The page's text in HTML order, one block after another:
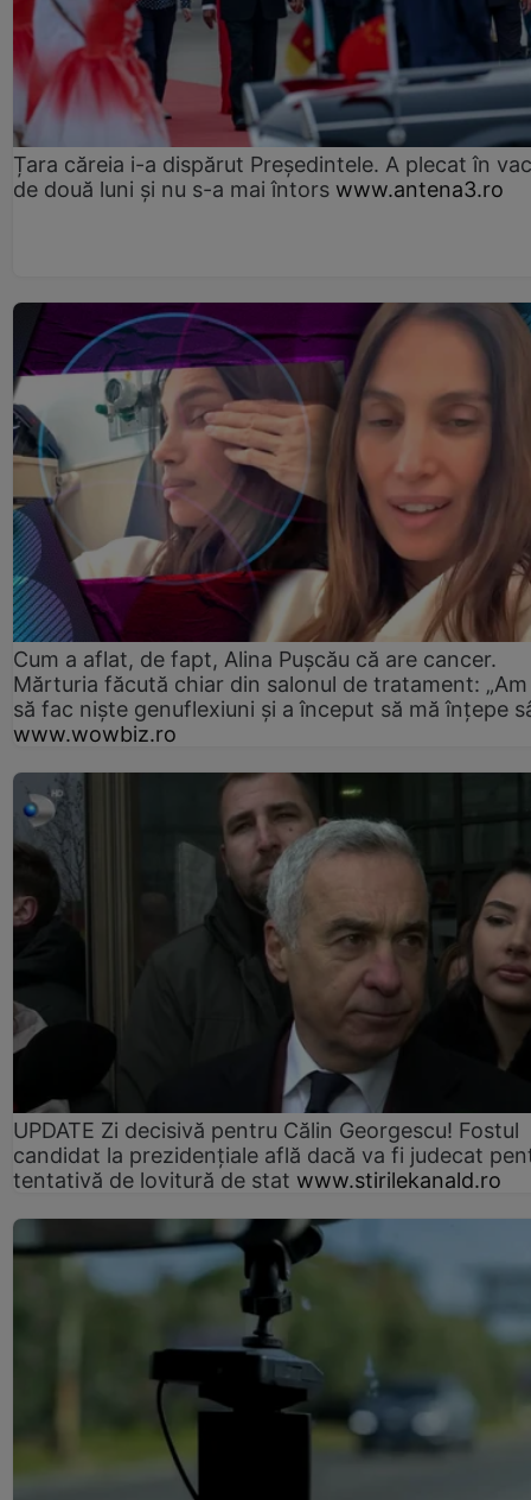
Țara căreia i-a dispărut Președintele. A plecat în
de două luni și nu s-a mai întors www.antena3.ro
Cum a aflat, de fapt, Alina Pușcău că are cancer.
Mărturia făcută chiar din salonul de tratament:
să fac niște genuflexiuni și a început să mă înțepe
www.wowbiz.ro
UPDATE Zi decisivă pentru Călin Georgescu! Fostul
candidat la prezidențiale află dacă va fi judecat
tentativă de lovitură de stat www.stirilekanald.ro